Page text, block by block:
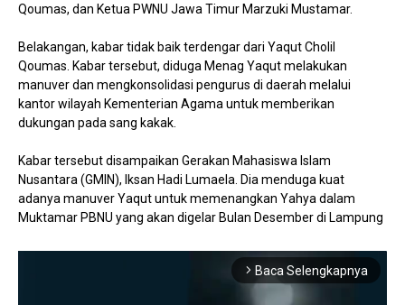
Qoumas, dan Ketua PWNU Jawa Timur Marzuki Mustamar.
Belakangan, kabar tidak baik terdengar dari Yaqut Cholil
Qoumas. Kabar tersebut, diduga Menag Yaqut melakukan
manuver dan mengkonsolidasi pengurus di daerah melalui
kantor wilayah Kementerian Agama untuk memberikan
dukungan pada sang kakak.
Kabar tersebut disampaikan Gerakan Mahasiswa Islam
Nusantara (GMIN), Iksan Hadi Lumaela. Dia menduga kuat
adanya manuver Yaqut untuk memenangkan Yahya dalam
Muktamar PBNU yang akan digelar Bulan Desember di Lampung
arrow_forward_ios Baca Selengkapnya